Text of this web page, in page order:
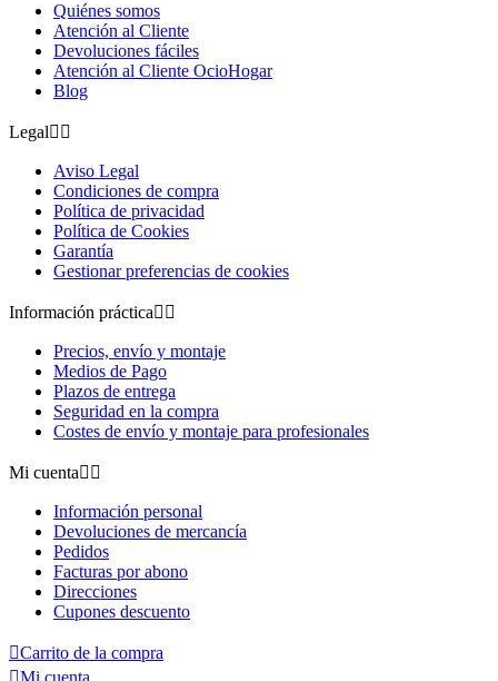
Quiénes somos
Atención al Cliente
Devoluciones fáciles
Atención al Cliente OcioHogar
Blog
Legal 
Aviso Legal
Condiciones de compra
Política de privacidad
Política de Cookies
Garantía
Gestionar preferencias de cookies
Información práctica 
Precios, envío y montaje
Medios de Pago
Plazos de entrega
Seguridad en la compra
Costes de envío y montaje para profesionales
Mi cuenta 
Información personal
Devoluciones de mercancía
Pedidos
Facturas por abono
Direcciones
Cupones descuento
Carrito de la compra